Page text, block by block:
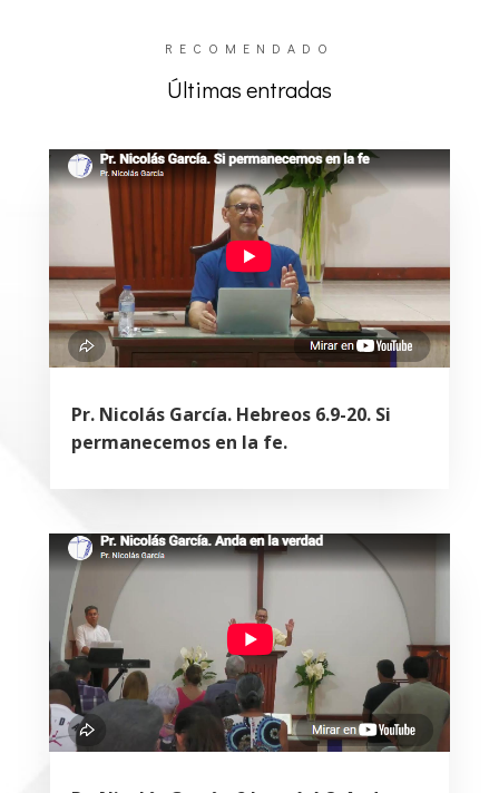
RECOMENDADO
Últimas entradas
Pr. Nicolás García. Hebreos 6.9-20. Si
permanecemos en la fe.